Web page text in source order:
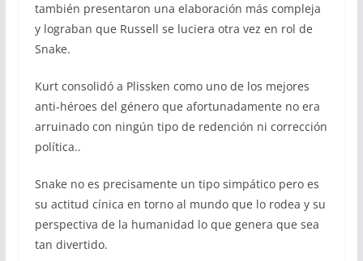
también presentaron una elaboración más compleja
y lograban que Russell se luciera otra vez en rol de
Snake.
Kurt consolidó a Plissken como uno de los mejores
anti-héroes del género que afortunadamente no era
arruinado con ningún tipo de redención ni corrección
política..
Snake no es precisamente un tipo simpático pero es
su actitud cínica en torno al mundo que lo rodea y su
perspectiva de la humanidad lo que genera que sea
tan divertido.